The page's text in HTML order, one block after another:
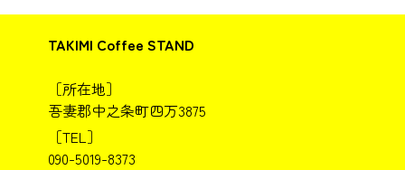
TAKIMI Coffee STAND
［所在地］
吾妻郡中之条町四万3875
［TEL］
090-5019-8373